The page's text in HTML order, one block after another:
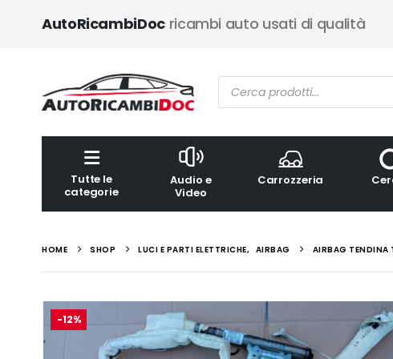
AutoRicambiDocricambi auto usati di qualità
Ricerca
prodotti
Tutte le
categorie
Audio e
Video
Carrozzeria
HOME SHOP LUCI E PARTI ELETTRICHE, AIRBAG AIRBAG
-12%